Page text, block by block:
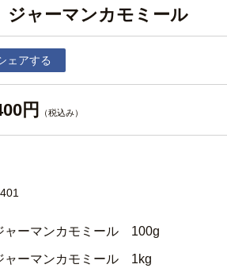
ジャーマンカモミール
ェアする
円 （税込み）
ャーマンカモミール 100g
ャーマンカモミール 1kg